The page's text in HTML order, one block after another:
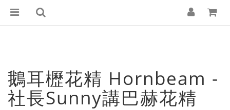
鵝耳櫪花精 Hornbeam -
社長Sunny講巴赫花精